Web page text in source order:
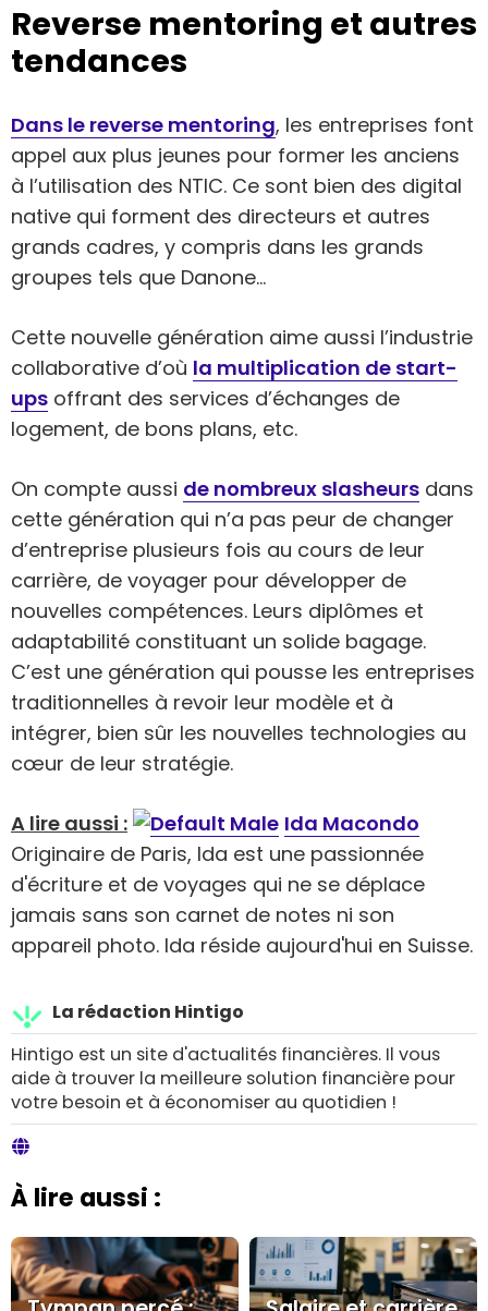
Reverse mentoring et autres
tendances
Dans le reverse mentoring, les entreprises font
appel aux plus jeunes pour former les anciens
à l’utilisation des NTIC. Ce sont bien des digital
native qui forment des directeurs et autres
grands cadres, y compris dans les grands
groupes tels que Danone…
Cette nouvelle génération aime aussi l’industrie
collaborative d’où la multiplication de start-
ups offrant des services d’échanges de
logement, de bons plans, etc.
On compte aussi de nombreux slasheurs dans
cette génération qui n’a pas peur de changer
d’entreprise plusieurs fois au cours de leur
carrière, de voyager pour développer de
nouvelles compétences. Leurs diplômes et
adaptabilité constituant un solide bagage.
C’est une génération qui pousse les entreprises
traditionnelles à revoir leur modèle et à
intégrer, bien sûr les nouvelles technologies au
cœur de leur stratégie.
A lire aussi :
Ida Macondo
Originaire de Paris, Ida est une passionnée
d'écriture et de voyages qui ne se déplace
jamais sans son carnet de notes ni son
appareil photo. Ida réside aujourd'hui en Suisse.
La rédaction Hintigo
Hintigo est un site d'actualités financières. Il vous
aide à trouver la meilleure solution financière pour
votre besoin et à économiser au quotidien !
À lire aussi :